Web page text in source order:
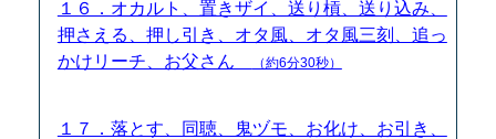
１６．オカルト、置きザイ、送り槓、送り込み、
押さえる、押し引き、オタ風、オタ風三刻、追っ
かけリーチ、お父さん
（約6分30秒）
１７．落とす、同聴、鬼ヅモ、お化け、お引き、